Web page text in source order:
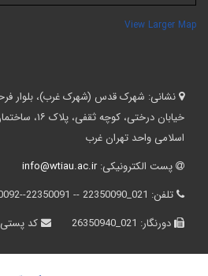
View Larger
نشانی:شهرک قدس (شهرک غرب)، بلوار
خیابان درختی، کوچه
اسلامی واحد تهران غرب
پست الکترونیکی:info@wtiau.ac.ir
تلفن:021_22350090 -- 22350091--22350092
دورنگار:021_26350940 کد پستی: